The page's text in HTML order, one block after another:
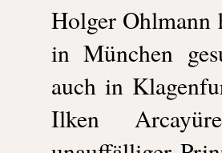
Holger Ohlmann
in München
auch in
Ilken